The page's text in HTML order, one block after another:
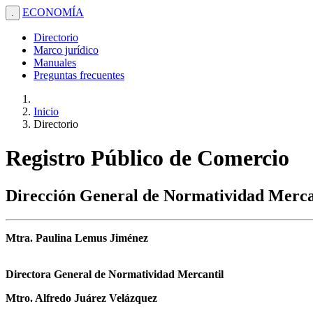
. ECONOMÍA
Directorio
Marco jurídico
Manuales
Preguntas frecuentes
Inicio
Directorio
Registro Público de Comercio
Dirección General de Normatividad
Mtra. Paulina Lemus Jiménez
Directora General de Normatividad Mercantil
Mtro. Alfredo Juárez Velázquez